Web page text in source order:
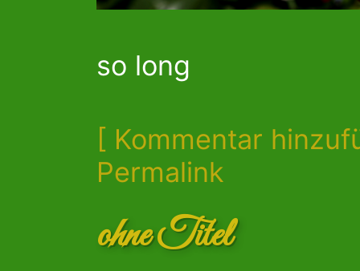
so long
[ Kommentar
Permalink
ohne Titel